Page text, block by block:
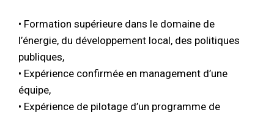
• Formation supérieure dans le domaine de
l’énergie, du développement local, des politiques
publiques,
• Expérience confirmée en management d’une
équipe,
• Expérience de pilotage d’un programme de